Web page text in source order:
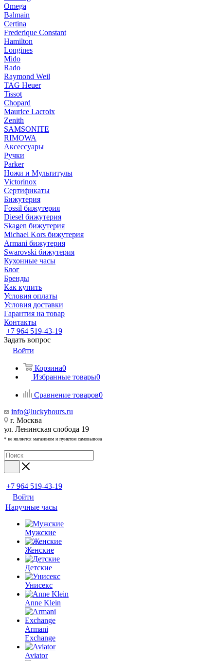
Omega
Balmain
Certina
Frederique Constant
Hamilton
Longines
Mido
Rado
Raymond Weil
TAG Heuer
Tissot
Chopard
Maurice Lacroix
Zenith
SAMSONITE
RIMOWA
Аксессуары
Ручки
Parker
Ножи и Мультитулы
Victorinox
Сертификаты
Бижутерия
Fossil бижутерия
Diesel бижутерия
Skagen бижутерия
Michael Kors бижутерия
Armani бижутерия
Swarovski бижутерия
Кухонные часы
Блог
Бренды
Как купить
Условия оплаты
Условия доставки
Гарантия на товар
Контакты
+7 964 519-43-19
Задать вопрос
Войти
Корзина0
Избранные товары0
Сравнение товаров0
info@luckyhours.ru
г. Москва
ул. Ленинская слобода 19
* не является магазином и пунктом самовывоза
+7 964 519-43-19
Войти
Наручные часы
Мужские
Женские
Детские
Унисекс
Anne Klein
Armani
Exchange
Aviator